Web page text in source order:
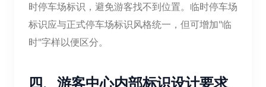
时停车场标识，避免游客找不到位置。临时停车场
标识应与正式停车场标识风格统一，但可增加"临
时"字样以便区分。
四、游客中心内部标识设计要求